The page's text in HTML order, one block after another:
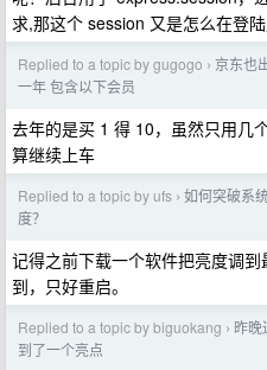
求,那这个 session 又是怎么在登
Replied to a topic by gugogo › 京东也
一年 包含以下会员
去年的是买 1 得 10，虽然只用几
算继续上车
Replied to a topic by ufs › 如何突破系
度？
记得之前下载一个软件把亮度调
到，只好重启。
Replied to a topic by biguokang › 昨晚
到了一个亮点